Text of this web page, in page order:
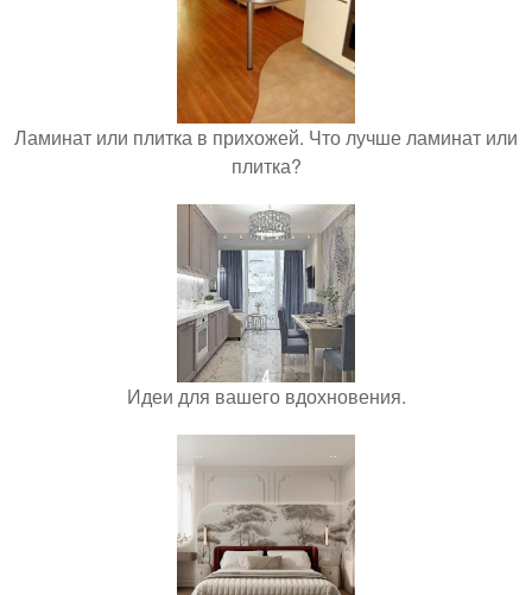
Ламинат или плитка в прихожей. Что лучше ламинат или
плитка?
Идеи для вашего вдохновения.